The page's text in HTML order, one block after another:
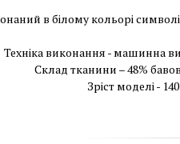
в білому кольорі
Техніка виконання - машинна
Склад тканини – 48%
Зріст моделі -